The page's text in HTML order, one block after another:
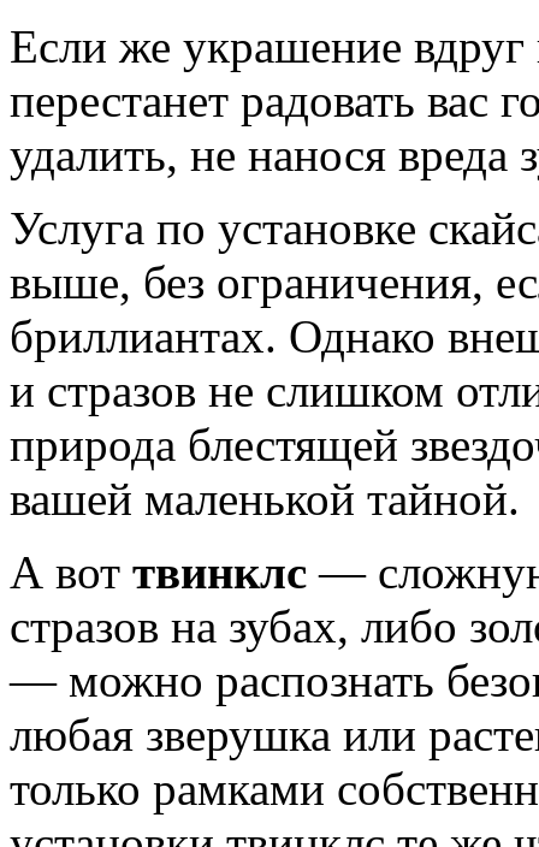
Если же украшение
перестанет радовать вас
удалить, не нанося вреда
Услуга по установке
выше, без ограничения,
бриллиантах. Однако
и стразов не слишком
природа блестящей
вашей маленькой тайной.
А вот твинклс —
стразов на зубах, либо
— можно распознать
любая зверушка или
только рамками